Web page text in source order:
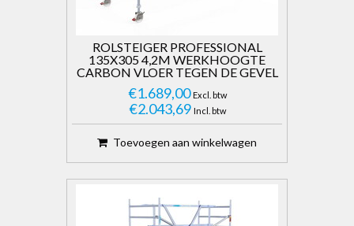
ROLSTEIGER PROFESSIONAL
135X305 4,2M WERKHOOGTE
CARBON VLOER TEGEN DE GEVEL
€1.689,00 Excl. btw
€2.043,69 Incl. btw
Toevoegen aan winkelwagen